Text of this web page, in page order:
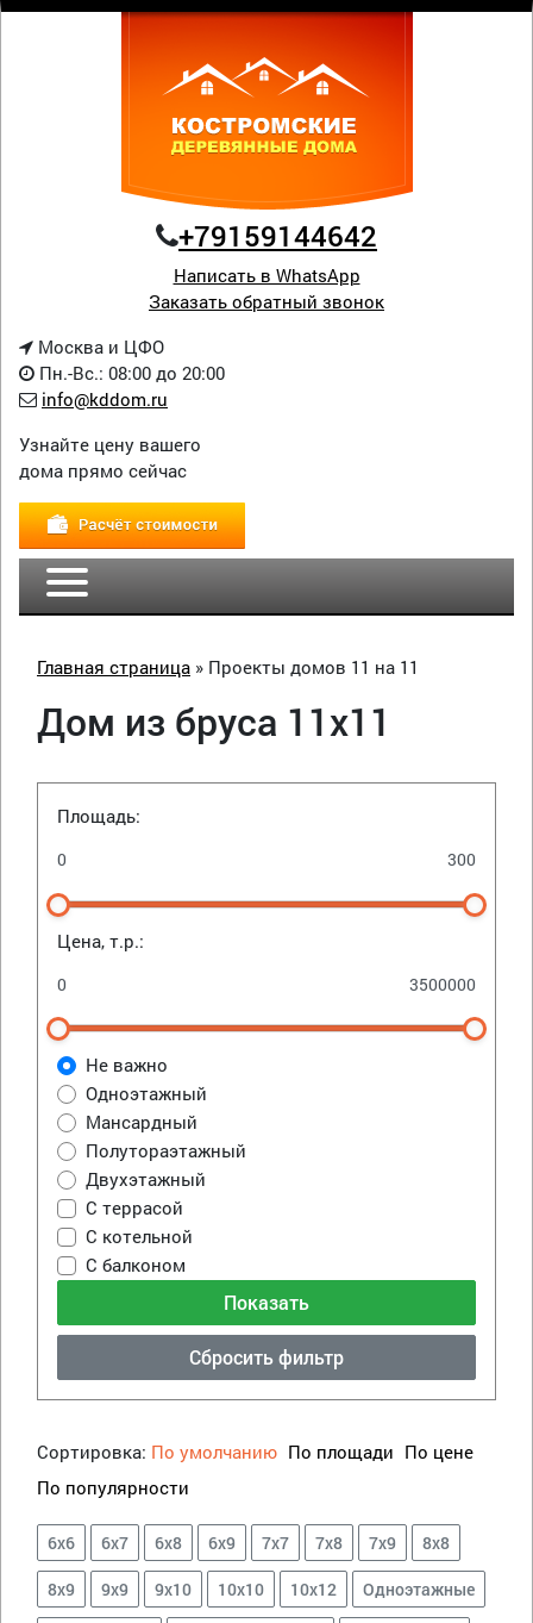
+79159144642
Написать в WhatsApp
Заказать обратный звонок
Москва и ЦФО
Пн.-Вс.: 08:00 до 20:00
info@kddom.ru
Узнайте цену вашего
дома прямо сейчас
Главная страница » Проекты домов 11 на 11
Дом из бруса 11х11
Площадь:
Цена, т.р.:
Не важно
Одноэтажный
Мансардный
Полутораэтажный
Двухэтажный
С террасой
С котельной
С балконом
Сбросить фильтр
Сортировка: По умолчанию По площади По цене
По популярности
6х6 6х7 6х8 6х9 7х7 7х8 7х9 8х8
8х9 9х9 9х10 10х10 10х12 Одноэтажные